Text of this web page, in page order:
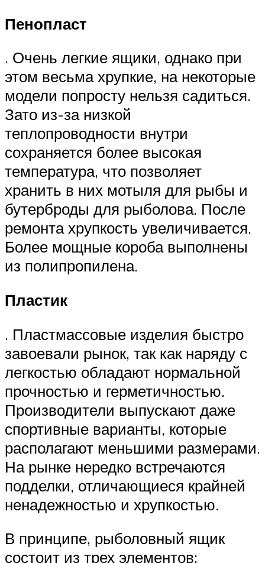
Пенопласт
. Очень легкие ящики, однако при
этом весьма хрупкие, на некоторые
модели попросту нельзя садиться.
Зато из-за низкой
теплопроводности внутри
сохраняется более высокая
температура, что позволяет
хранить в них мотыля для рыбы и
бутерброды для рыболова. После
ремонта хрупкость увеличивается.
Более мощные короба выполнены
из полипропилена.
Пластик
. Пластмассовые изделия быстро
завоевали рынок, так как наряду с
легкостью обладают нормальной
прочностью и герметичностью.
Производители выпускают даже
спортивные варианты, которые
располагают меньшими размерами.
На рынке нередко встречаются
подделки, отличающиеся крайней
ненадежностью и хрупкостью.
В принципе, рыболовный ящик
состоит из трех элементов: